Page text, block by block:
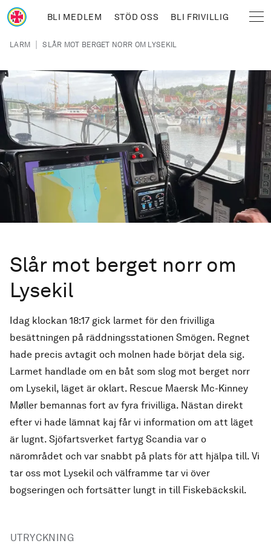
Hoppa till huvudinnehåll
BLI MEDLEM STÖD OSS BLI FRIVILLIG
Länkstig
LARM | SLÅR MOT BERGET NORR OM LYSEKIL
Slår mot berget norr om
Lysekil
Idag klockan 18:17 gick larmet för den frivilliga
besättningen på räddningsstationen Smögen. Regnet
hade precis avtagit och molnen hade börjat dela sig.
Larmet handlade om en båt som slog mot berget norr
om Lysekil, läget är oklart. Rescue Maersk Mc-Kinney
Møller bemannas fort av fyra frivilliga. Nästan direkt
efter vi hade lämnat kaj får vi information om att läget
är lugnt. Sjöfartsverket fartyg Scandia var o
närområdet och var snabbt på plats för att hjälpa till. Vi
tar oss mot Lysekil och välframme tar vi över
bogseringen och fortsätter lungt in till Fiskebäckskil.
UTRYCKNING